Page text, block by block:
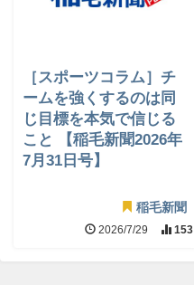
［スポーツコラム］チ
ームを強くするのは同
じ目標を本気で信じる
こと 【稲毛新聞2026年
7月31日号】
稲毛新聞
2026/7/29 153